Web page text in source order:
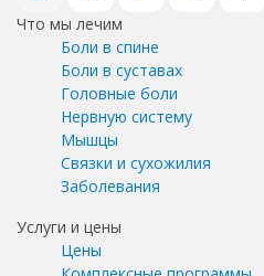
Что мы лечим
Боли в спине
Боли в суставах
Головные боли
Нервную систему
Мышцы
Связки и сухожилия
Заболевания
Услуги и цены
Цены